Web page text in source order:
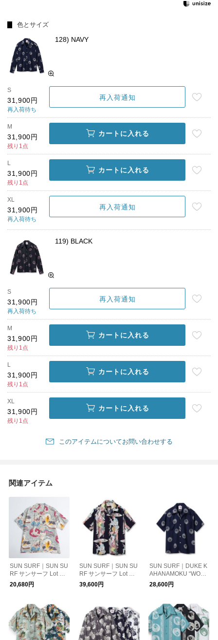
色とサイズ
128) NAVY
S
31,900円
再入荷待ち
再入荷通知
M
31,900円
残り1点
カートに入れる
L
31,900円
残り1点
カートに入れる
XL
31,900円
再入荷待ち
再入荷通知
119) BLACK
S
31,900円
再入荷待ち
再入荷通知
M
31,900円
残り1点
カートに入れる
L
31,900円
残り1点
カートに入れる
XL
31,900円
残り1点
カートに入れる
このアイテムについてお問い合わせする
関連アイテム
SUN SURF｜SUN SU
RF サンサーフ Lot No.
SS39614 / RAYON H
AWAIIAN SHIRT “JAP
GN” ハワイアンシャツ
アロハシャツ 半袖
20,680円
SUN SURF｜SUN SU
RF サンサーフ Lot No.
SS39655 / SUN SUR
F × 葛飾北斎 SPECIA
シャツ 半袖
39,600円
SUN SURF｜DUKE K
AHANAMOKU “WON
DROUS PALM TREE”
SHORT SLEEVE DK3
ツ アロハシャツ 半袖
28,600円